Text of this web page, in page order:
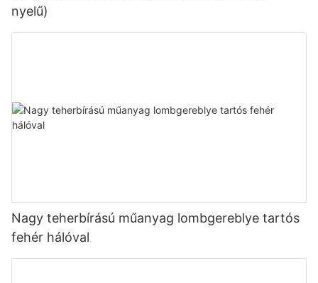
nyelű)
Nagy teherbírású műanyag lombgereblye tartós
fehér hálóval